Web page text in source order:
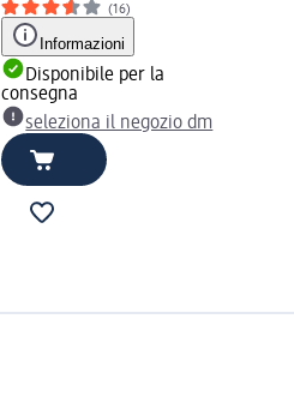
(16)
Informazioni
Disponibile per la
consegna
seleziona il negozio dm